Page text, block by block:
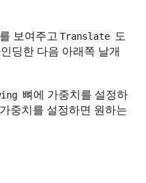
보여주고 Translate
도
딩한 다음 아래쪽 날개
뼈에 가중치를 설정하
중치를 설정하면 원하는